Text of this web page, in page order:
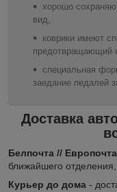
хорошо
вид,
коврики имеют
предотвращающий
специальная
заедание педалей
Доставка
Белпочта // Европочта
ближайшего
Курьер до дома -